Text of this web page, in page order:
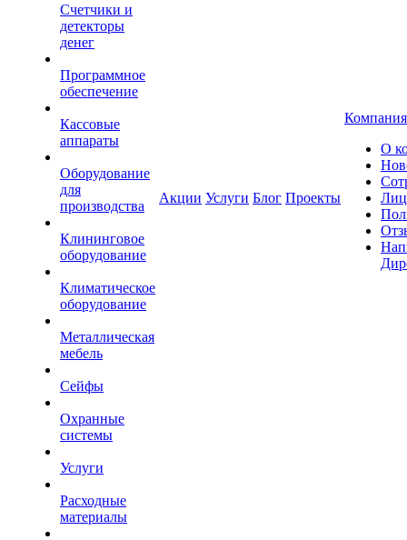
Счетчики и
детекторы
денег
Программное
обеспечение
Кассовые
аппараты
Оборудование
для
производства
Клининговое
оборудование
Климатическое
оборудование
Металлическая
мебель
Сейфы
Охранные
системы
Услуги
Расходные
материалы
Акции Услуги Блог Проекты
Компания
О